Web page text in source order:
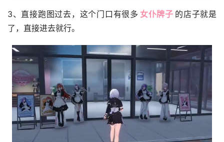
3、直接跑图过去，这个门口有很多 女仆牌子 的店子就是
了，直接进去就行。